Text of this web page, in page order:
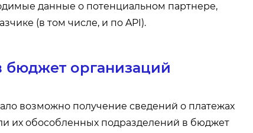
данные о потенциальном партнере,
(в том числе, и по API).
бюджет организаций
возможно получение сведений о платежах
их обособленных подразделений в бюджет